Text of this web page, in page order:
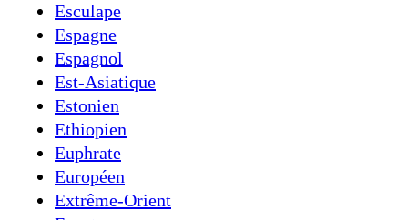
Esculape
Espagne
Espagnol
Est-Asiatique
Estonien
Ethiopien
Euphrate
Européen
Extrême-Orient